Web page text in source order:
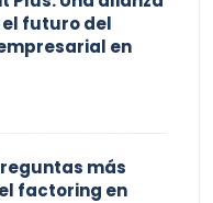
futuro del
en
más
factoring en